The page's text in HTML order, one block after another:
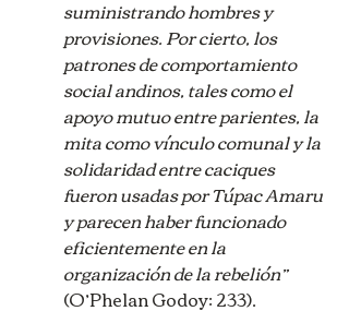
suministrando hombres y
provisiones. Por cierto, los
patrones de comportamiento
social andinos, tales como el
apoyo mutuo entre parientes, la
mita como vínculo comunal y la
solidaridad entre caciques
fueron usadas por Túpac Amaru
y parecen haber funcionado
eficientemente en la
organización de la rebelión”
(O’Phelan Godoy: 233).